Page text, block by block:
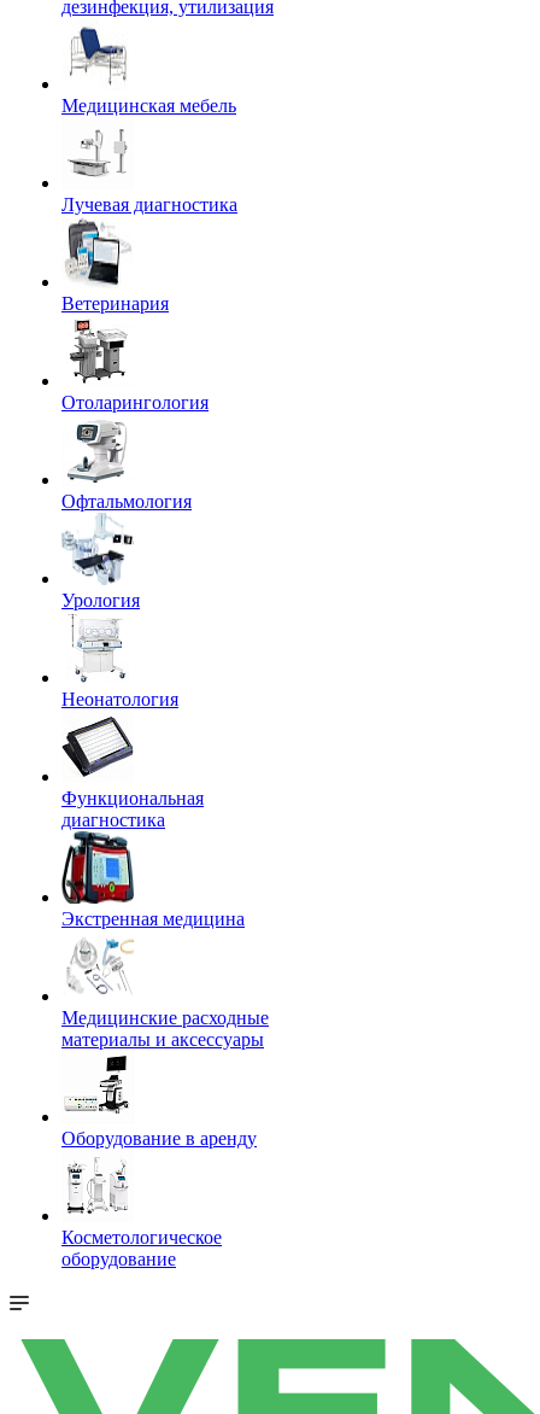
дезинфекция, утилизация
Медицинская мебель
Лучевая диагностика
Ветеринария
Отоларингология
Офтальмология
Урология
Неонатология
Функциональная
диагностика
Экстренная медицина
Медицинские расходные
материалы и аксессуары
Оборудование в аренду
Косметологическое
оборудование